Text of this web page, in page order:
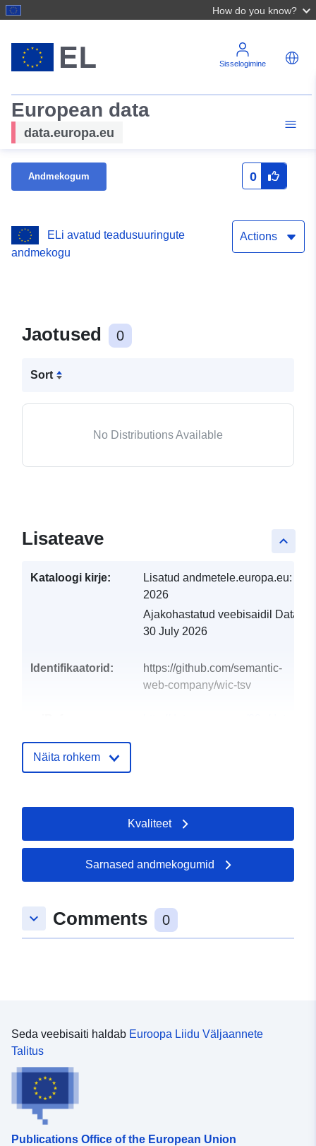
How do you know?
Sisselogimine
European data
data.europa.eu
Andmekogum 0
ELi avatud teadusuuringute
andmekogu
Actions
Jaotused 0
Sort
No Distributions Available
keyboard_arrow_up
Lisateave
Kataloogi kirje: Lisatud andmetele.europa.eu:
2026
Ajakohastatud veebisaidil
30 July 2026
Identifikaatorid:
https://github.com/semantic-
web-company/wic-tsv
Tüüp:
Näita rohkem
Kvaliteet
Sarnased andmekogumid
keyboard_arrow_down Comments 0
Seda veebisaiti haldab Euroopa Liidu Väljaannete
Talitus
Publications Office of the European Union